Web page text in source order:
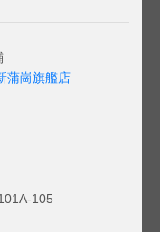
蒲崗旗艦店
105